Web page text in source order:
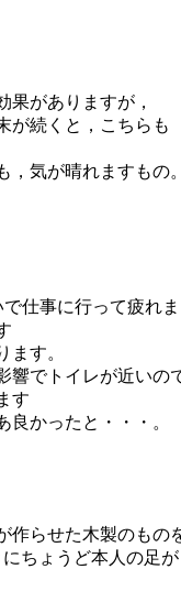
果がありますが，
が続くと，こちらも
気が晴れますもの。
仕事に行って疲れま
す。
でトイレが近いの
す
かったと・・・。
作らせた木製のもの
ちょうど本人の足が